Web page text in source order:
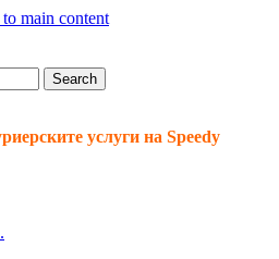
main content
Search
услуги на Speedy